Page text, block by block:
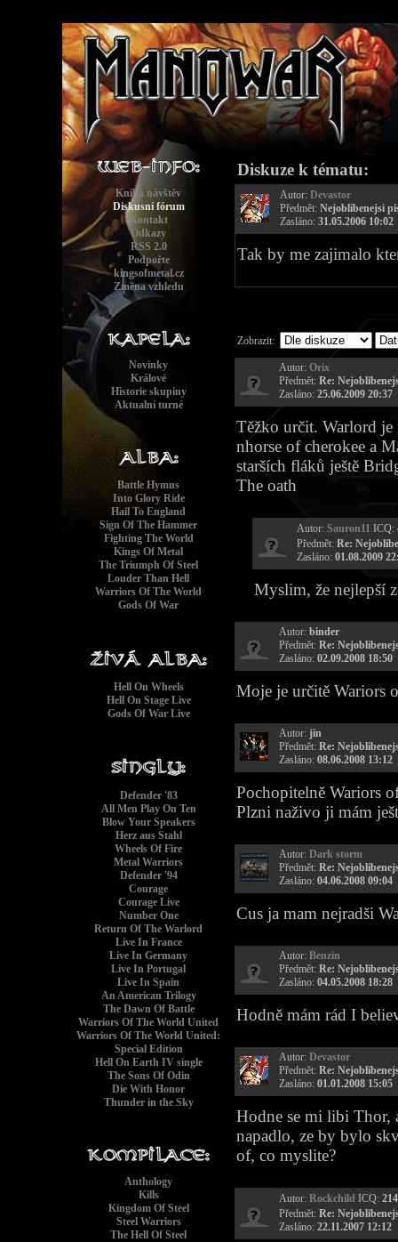
Kniha návštěv
Diskusní fórum
Kontakt
Odkazy
RSS 2.0
Podpořte
kingsofmetal.cz
Změna vzhledu
Novinky
Králové
Historie skupiny
Aktualní turné
Battle Hymns
Into Glory Ride
Hail To England
Sign Of The Hammer
Fighting The World
Kings Of Metal
The Triumph Of Steel
Louder Than Hell
Warriors Of The World
Gods Of War
Hell On Wheels
Hell On Stage Live
Gods Of War Live
Defender '83
All Men Play On Ten
Blow Your Speakers
Herz aus Stahl
Wheels Of Fire
Metal Warriors
Defender '94
Courage
Courage Live
Number One
Return Of The Warlord
Live In France
Live In Germany
Live In Portugal
Live In Spain
An American Trilogy
The Dawn Of Battle
Warriors Of The World United
Warriors Of The World United:
Special Edition
Hell On Earth IV single
The Sons Of Odin
Die With Honor
Thunder in the Sky
Anthology
Kills
Kingdom Of Steel
Steel Warriors
The Hell Of Steel
Diskuze k tématu:
Autor: Devastor
Předmět: Nejoblibenejsi
Zasláno: 31.05.2006 10:02
Tak by me zajimalo
Zobrazit:
Autor: Orix
Předmět: Re:
Zasláno: 25.06.2009 20:37
Těžko určit. Warlord
nhorse of cherokee a
starších fláků ještě
The oath
Autor: Sauron11 ICQ:
Předmět: Re:
Zasláno: 01.08.2009
Myslim, že nejlepší
Autor: binder
Předmět: Re:
Zasláno: 02.09.2008 18:50
Moje je určitě Wariors
Autor: jin
Předmět: Re:
Zasláno: 08.06.2008 13:12
Pochopitelně Wariors
Plzni naživo ji mám
Autor: Dark storm
Předmět: Re:
Zasláno: 04.06.2008 09:04
Cus ja mam nejradši
Autor: Benzin
Předmět: Re:
Zasláno: 04.05.2008 18:28
Hodně mám rád I
Autor: Devastor
Předmět: Re:
Zasláno: 01.01.2008 15:05
Hodne se mi libi Thor,
napadlo, ze by bylo
of, co myslite?
Autor: Rockchild ICQ:
Předmět: Re:
Zasláno: 22.11.2007 12:12